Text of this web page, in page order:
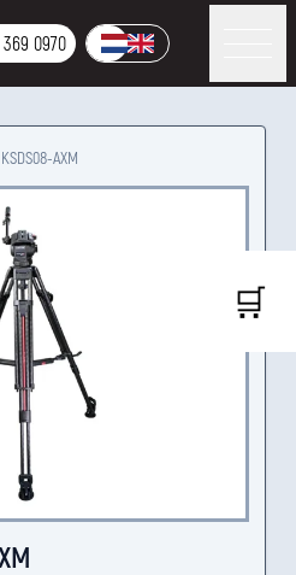
0970
AXM
🛒